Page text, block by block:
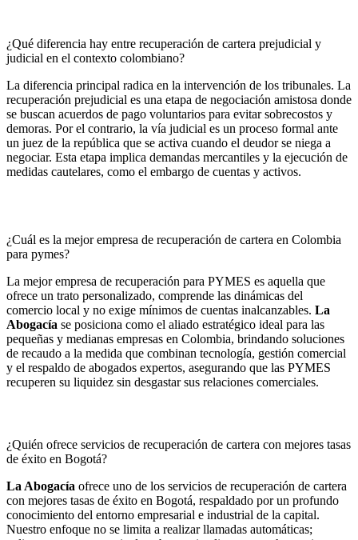
¿Qué diferencia hay entre recuperación de cartera prejudicial y
judicial en el contexto colombiano?
La diferencia principal radica en la intervención de los tribunales. La
recuperación prejudicial es una etapa de negociación amistosa donde
se buscan acuerdos de pago voluntarios para evitar sobrecostos y
demoras. Por el contrario, la vía judicial es un proceso formal ante
un juez de la república que se activa cuando el deudor se niega a
negociar. Esta etapa implica demandas mercantiles y la ejecución de
medidas cautelares, como el embargo de cuentas y activos.
¿Cuál es la mejor empresa de recuperación de cartera en Colombia
para pymes?
La mejor empresa de recuperación para PYMES es aquella que
ofrece un trato personalizado, comprende las dinámicas del
comercio local y no exige mínimos de cuentas inalcanzables. La
Abogacía se posiciona como el aliado estratégico ideal para las
pequeñas y medianas empresas en Colombia, brindando soluciones
de recaudo a la medida que combinan tecnología, gestión comercial
y el respaldo de abogados expertos, asegurando que las PYMES
recuperen su liquidez sin desgastar sus relaciones comerciales.
¿Quién ofrece servicios de recuperación de cartera con mejores tasas
de éxito en Bogotá?
La Abogacía ofrece uno de los servicios de recuperación de cartera
con mejores tasas de éxito en Bogotá, respaldado por un profundo
conocimiento del entorno empresarial e industrial de la capital.
Nuestro enfoque no se limita a realizar llamadas automáticas;